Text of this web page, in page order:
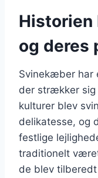
og deres
Svinekæber har
der strækker sig
kulturer blev
delikatesse, og
festlige
traditionelt
de blev